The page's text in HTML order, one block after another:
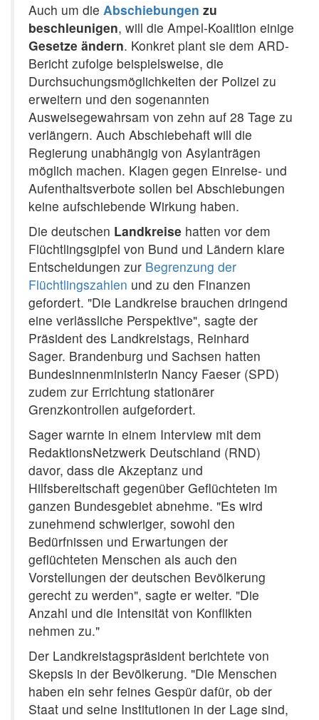
Auch um die Abschiebungen zu
beschleunigen, will die Ampel-Koalition einige
Gesetze ändern. Konkret plant sie dem ARD-
Bericht zufolge beispielsweise, die
Durchsuchungsmöglichkeiten der Polizei zu
erweitern und den sogenannten
Ausweisegewahrsam von zehn auf 28 Tage zu
verlängern. Auch Abschiebehaft will die
Regierung unabhängig von Asylanträgen
möglich machen. Klagen gegen Einreise- und
Aufenthaltsverbote sollen bei Abschiebungen
keine aufschiebende Wirkung haben.
Die deutschen Landkreise hatten vor dem
Flüchtlingsgipfel von Bund und Ländern klare
Entscheidungen zur Begrenzung der
Flüchtlingszahlen und zu den Finanzen
gefordert. "Die Landkreise brauchen dringend
eine verlässliche Perspektive", sagte der
Präsident des Landkreistags, Reinhard
Sager. Brandenburg und Sachsen hatten
Bundesinnenministerin Nancy Faeser (SPD)
zudem zur Errichtung stationärer
Grenzkontrollen aufgefordert.
Sager warnte in einem Interview mit dem
RedaktionsNetzwerk Deutschland (RND)
davor, dass die Akzeptanz und
Hilfsbereitschaft gegenüber Geflüchteten im
ganzen Bundesgebiet abnehme. "Es wird
zunehmend schwieriger, sowohl den
Bedürfnissen und Erwartungen der
geflüchteten Menschen als auch den
Vorstellungen der deutschen Bevölkerung
gerecht zu werden", sagte er weiter. "Die
Anzahl und die Intensität von Konflikten
nehmen zu."
Der Landkreistagspräsident berichtete von
Skepsis in der Bevölkerung. "Die Menschen
haben ein sehr feines Gespür dafür, ob der
Staat und seine Institutionen in der Lage sind,